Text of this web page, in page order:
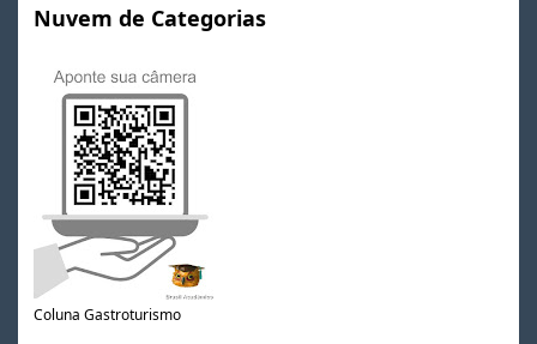
Nuvem de Categorias
Coluna Gastroturismo